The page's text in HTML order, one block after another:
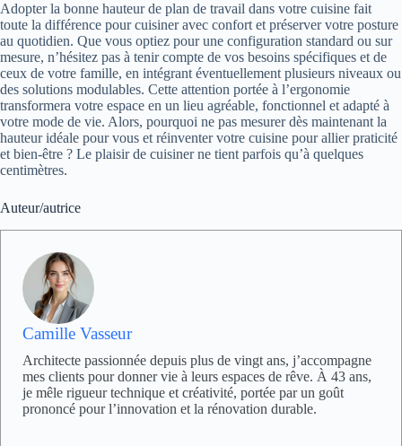
Adopter la bonne hauteur de plan de travail dans votre cuisine fait
toute la différence pour cuisiner avec confort et préserver votre posture
au quotidien. Que vous optiez pour une configuration standard ou sur
mesure, n’hésitez pas à tenir compte de vos besoins spécifiques et de
ceux de votre famille, en intégrant éventuellement plusieurs niveaux ou
des solutions modulables. Cette attention portée à l’ergonomie
transformera votre espace en un lieu agréable, fonctionnel et adapté à
votre mode de vie. Alors, pourquoi ne pas mesurer dès maintenant la
hauteur idéale pour vous et réinventer votre cuisine pour allier praticité
et bien-être ? Le plaisir de cuisiner ne tient parfois qu’à quelques
centimètres.
Auteur/autrice
Camille Vasseur
Architecte passionnée depuis plus de vingt ans, j’accompagne
mes clients pour donner vie à leurs espaces de rêve. À 43 ans,
je mêle rigueur technique et créativité, portée par un goût
prononcé pour l’innovation et la rénovation durable.